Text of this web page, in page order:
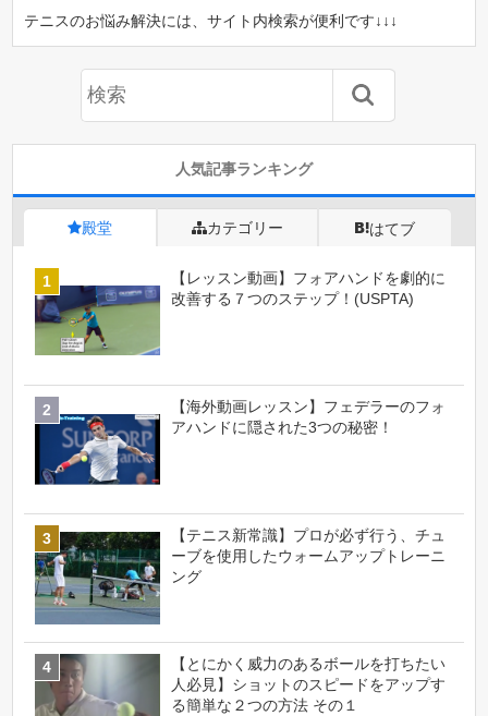
テニスのお悩み解決には、サイト内検索が便利です↓↓↓
人気記事ランキング
殿堂 カテゴリー はてブ
【レッスン動画】フォアハンドを劇的に
改善する７つのステップ！(USPTA)
【海外動画レッスン】フェデラーのフォ
アハンドに隠された3つの秘密！
【テニス新常識】プロが必ず行う、チュ
ーブを使用したウォームアップトレーニ
ング
【とにかく威力のあるボールを打ちたい
人必見】ショットのスピードをアップす
る簡単な２つの方法 その１